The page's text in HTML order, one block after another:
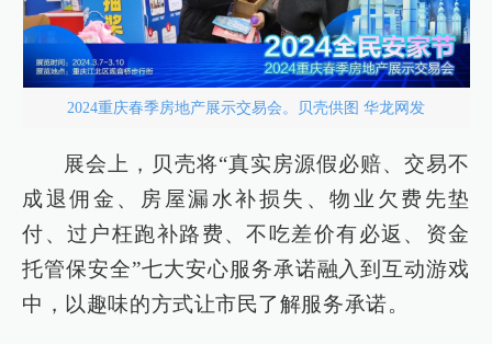
2024重庆春季房地产展示交易会。贝壳供图 华龙网发
展会上，贝壳将“真实房源假必赔、交易不
成退佣金、房屋漏水补损失、物业欠费先垫
付、过户枉跑补路费、不吃差价有必返、资金
托管保安全”七大安心服务承诺融入到互动游戏
中，以趣味的方式让市民了解服务承诺。